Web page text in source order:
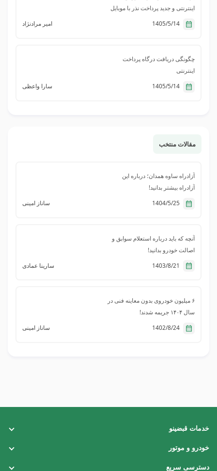
با سلام عرض ادب ،در یک ارگان دولتی برای عودت
تشکر
اینترنتی و جدید پرداخت نذر با موبایل
امیر مرادنژاد
چگونگی دریافت درگاه پرداخت
اینترنتی
سارا واعظی
مقالات منتخب
آزادراه ساوه همدان؛ درباره این
آزادراه بیشتر بدانید!
ساناز امینی
آنچه که باید درباره استعلام سوابق و
اصالت خودرو بدانید!
سارینا عمادی
۶ میلیون خودروی بدون معاینه فنی در
سال ۱۴۰۴ جریمه شدند!
ساناز امینی
خدمات قبضینو
خودرو و موتور
دسترسی سریع